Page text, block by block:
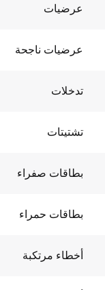
عرضيات
عرضيات ناجحة
تدخلات
تشتيتات
بطاقات صفراء
بطاقات حمراء
أخطاء مرتكبة